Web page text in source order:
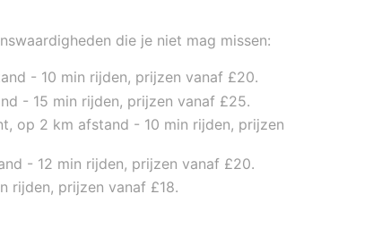
die je niet mag missen:
- 10 min rijden, prijzen vanaf £20.
- 15 min rijden, prijzen vanaf £25.
op 2 km afstand - 10 min rijden, prijzen
- 12 min rijden, prijzen vanaf £20.
rijden, prijzen vanaf £18.